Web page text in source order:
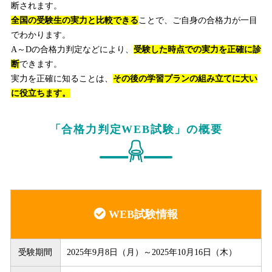
断されます。
全国の受験生の実力と比較できる ことで、ご自身の合格力が一目
でわかります。
A～Dの合格力判定などにより、 受験した時点での実力を正確に診
断できます。
実力を正確に知ることは、 その後の学習プランの組み立てに大い
に役立ちます。
「合格力判定WEB試験」の概要
WEB試験情報
受験期間 2025年9月8日（月）～2025年10月16日（木）